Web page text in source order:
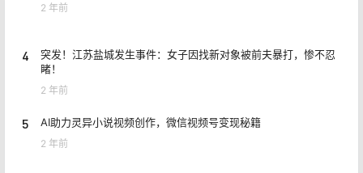
2 年前
4
突发！江苏盐城发生事件：女子因找新对象被前夫暴打，惨不忍
睹！
2 年前
5 AI助力灵异小说视频创作，微信视频号变现秘籍
2 年前